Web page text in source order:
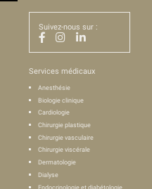
Suivez-nous sur :
Services médicaux
Anesthésie
Biologie clinique
Cardiologie
Chirurgie plastique
Chirurgie vasculaire
Chirurgie viscérale
Dermatologie
Dialyse
Endocrinologie et diabétologie